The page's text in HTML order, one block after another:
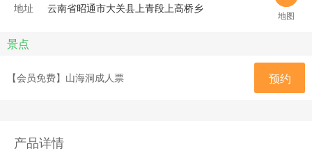
地址
云南省昭通市大关县上青段上高桥乡
地图
景点
【会员免费】山海洞成人票 预约
产品详情